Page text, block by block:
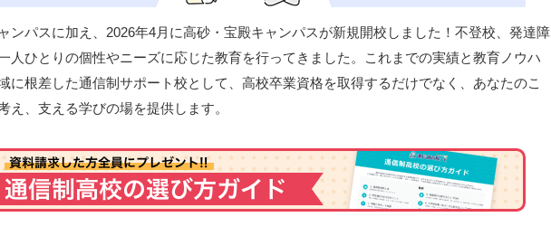
ンパスに加え、2026年4月に高砂・宝殿キャンパスが新規開校しました！不登校、発達障
人ひとりの個性やニーズに応じた教育を行ってきました。これまでの実績と教育ノウハ
に根差した通信制サポート校として、高校卒業資格を取得するだけでなく、あなたのこ
え、支える学びの場を提供します。